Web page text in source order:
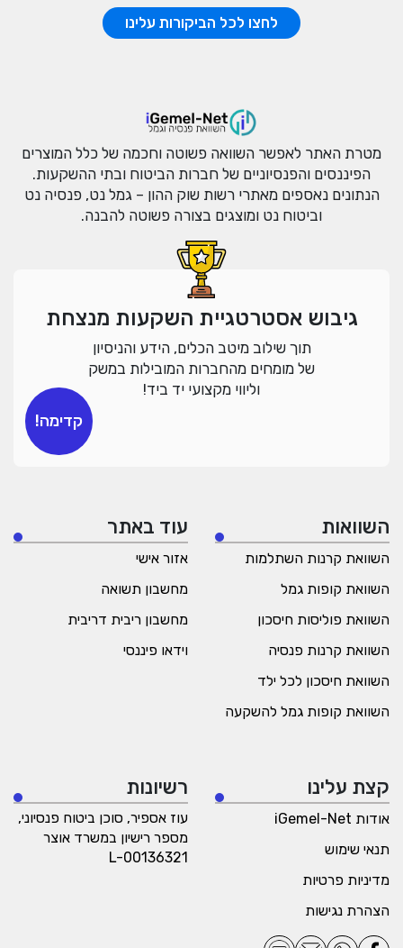
לחצו לכל הביקורות עלינו
מטרת האתר לאפשר השוואה פשוטה וחכמה של כלל המוצרים
הפיננסים והפנסיוניים של חברות הביטוח ובתי ההשקעות.
הנתונים נאספים מאתרי רשות שוק ההון – גמל נט, פנסיה נט
וביטוח נט ומוצגים בצורה פשוטה להבנה.
גיבוש אסטרטגיית השקעות מנצחת
תוך שילוב מיטב הכלים, הידע והניסיון
של מומחים מהחברות המובילות במשק
וליווי מקצועי יד ביד!
קדימה!
השוואות
השוואת קרנות השתלמות
השוואת קופות גמל
השוואת פוליסות חיסכון
השוואת קרנות פנסיה
השוואת חיסכון לכל ילד
השוואת קופות גמל להשקעה
עוד באתר
אזור אישי
מחשבון תשואה
מחשבון ריבית דריבית
וידאו פיננסי
קצת עלינו
אודות iGemel-Net
תנאי שימוש
מדיניות פרטיות
הצהרת נגישות
רשיונות
עוז אספיר, סוכן ביטוח פנסיוני,
מספר רישיון במשרד אוצר
L-00136321